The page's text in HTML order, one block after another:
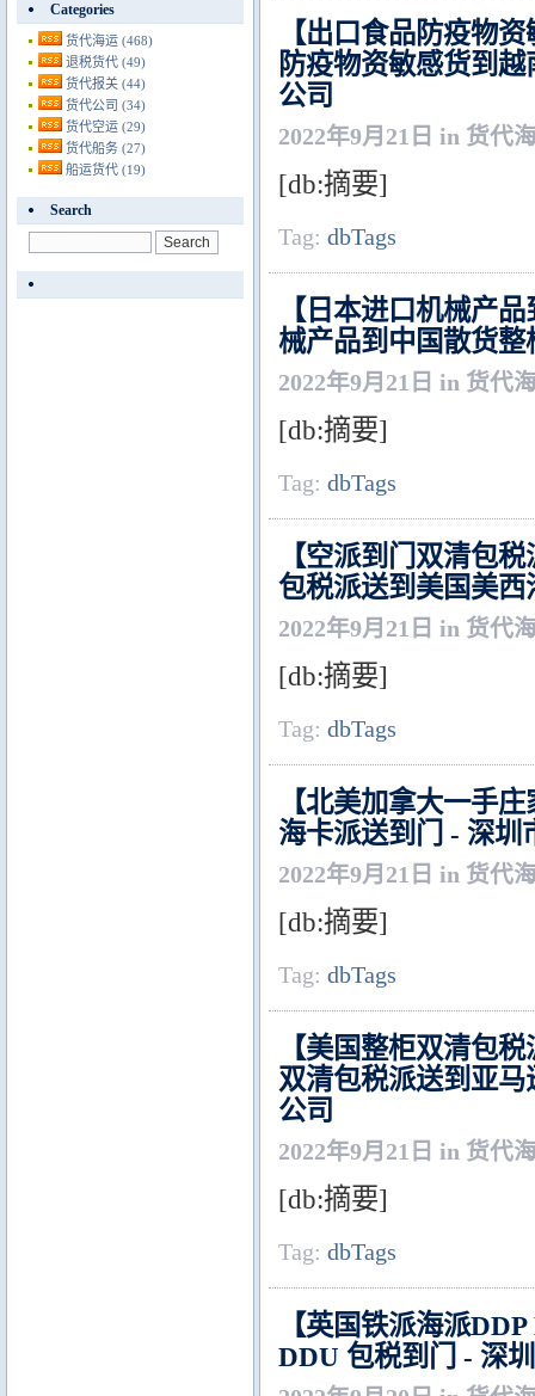
【出口食品防疫物
防疫物资敏感货到
公司
2022年9月21日 in 货代
[db:摘要]
Tag: dbTags
【日本进口机械产
械产品到中国散货
2022年9月21日 in 货代
[db:摘要]
Tag: dbTags
【空派到门双清包
包税派送到美国美
2022年9月21日 in 货代
[db:摘要]
Tag: dbTags
【北美加拿大一手
海卡派送到门 - 深圳
2022年9月21日 in 货代
[db:摘要]
Tag: dbTags
【美国整柜双清包
双清包税派送到亚
公司
2022年9月21日 in 货代
[db:摘要]
Tag: dbTags
【英国铁派海派
DDU 包税到门 - 深
Categories
货代海运 (468)
退税货代 (49)
货代报关 (44)
货代公司 (34)
货代空运 (29)
货代船务 (27)
船运货代 (19)
Search